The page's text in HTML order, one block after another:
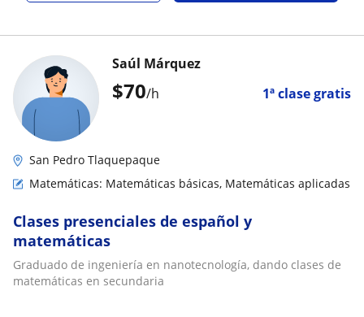
$70/h 1ª clase gratis
Saúl Márquez
San Pedro Tlaquepaque
Matemáticas: Matemáticas básicas, Matemáticas aplicadas
Clases presenciales de español y
matemáticas
Graduado de ingeniería en nanotecnología, dando clases de
matemáticas en secundaria